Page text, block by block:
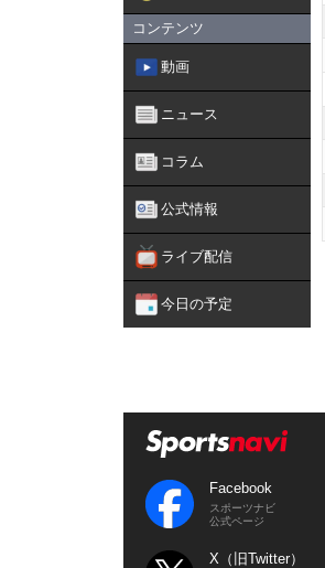
コンテンツ
動画
ニュース
コラム
公式情報
ライブ配信
今日の予定
Facebook
スポーツナビ
公式ページ
X（旧Twitter）